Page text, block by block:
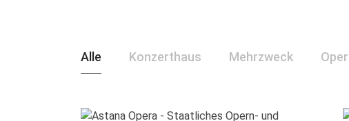
Alle Konzerthaus Mehrzweck Oper